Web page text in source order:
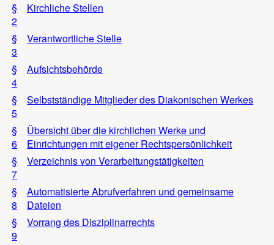
§
2
Kirchliche Stellen
§
3
Verantwortliche Stelle
§
4
Aufsichtsbehörde
§
5
Selbstständige Mitglieder des Diakonischen Werkes
§
6
Übersicht über die kirchlichen Werke und
Einrichtungen mit eigener Rechtspersönlichkeit
§
7
Verzeichnis von Verarbeitungstätigkeiten
§
8
Automatisierte Abrufverfahren und gemeinsame
Dateien
§
9
Vorrang des Disziplinarrechts